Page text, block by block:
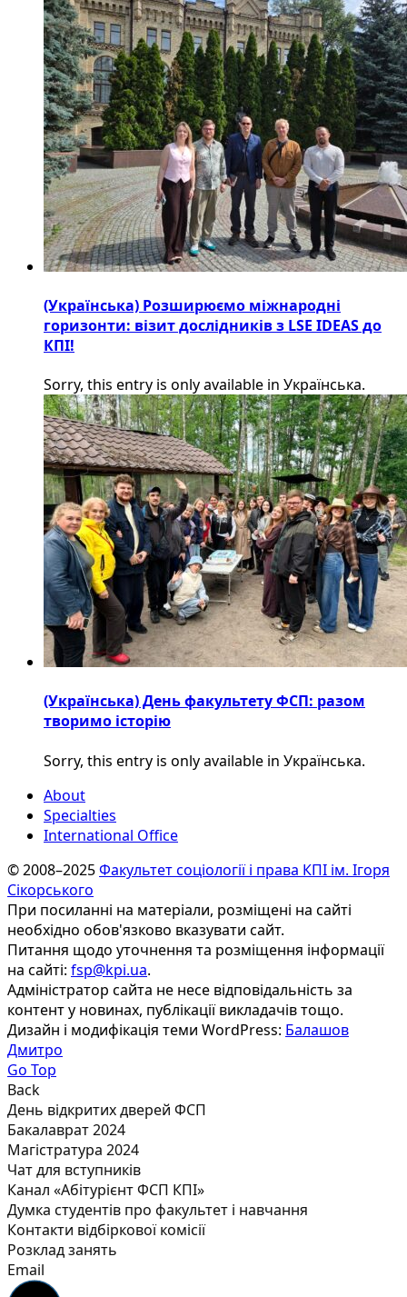
(Українська) Розширюємо міжнародні
горизонти: візит дослідників з LSE IDEAS до
КПІ!
Sorry, this entry is only available in Українська.
(Українська) День факультету ФСП: разом
творимо історію
Sorry, this entry is only available in Українська.
About
Specialties
International Office
© 2008–2025Факультет соціології і права КПІ ім. Ігоря
Сікорського
При посиланні на матеріали, розміщені на сайті
необхідно обов'язково вказувати сайт.
Питання щодо уточнення та розміщення інформації
на сайті: fsp@kpi.ua.
Адміністратор сайта не несе відповідальність за
контент у новинах, публікації викладачів тощо.
Дизайн і модифікація теми WordPress: Балашов
Дмитро
Go Top
Back
День відкритих дверей ФСП
Бакалаврат 2024
Магістратура 2024
Чат для вступників
Канал «Абітурієнт ФСП КПІ»
Думка студентів про факультет і навчання
Контакти відбіркової комісії
Розклад занять
Email